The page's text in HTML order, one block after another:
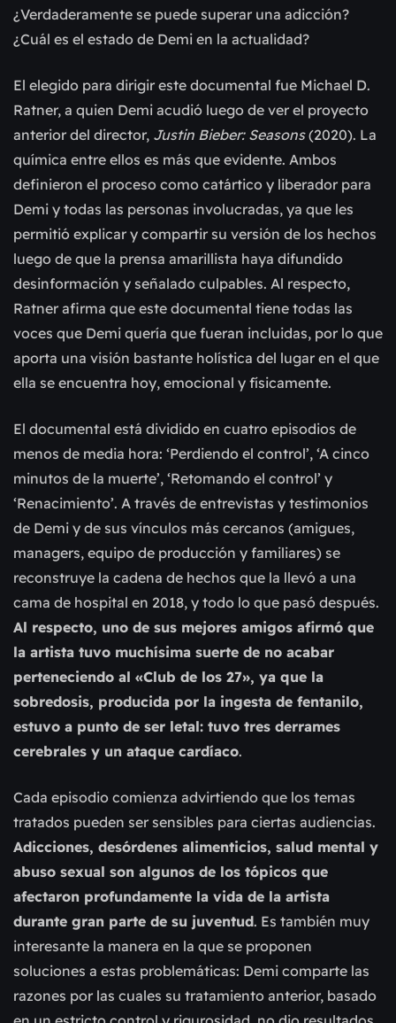
¿Verdaderamente se puede superar una adicción?
¿Cuál es el estado de Demi en la actualidad?
El elegido para dirigir este documental fue Michael D.
Ratner, a quien Demi acudió luego de ver el proyecto
anterior del director, Justin Bieber: Seasons(2020). La
química entre ellos es más que evidente. Ambos
definieron el proceso como catártico y liberador para
Demi y todas las personas involucradas, ya que les
permitió explicar y compartir su versión de los hechos
luego de que la prensa amarillista haya difundido
desinformación y señalado culpables. Al respecto,
Ratner afirma que este documental tiene todas las
voces que Demi quería que fueran incluidas, por lo que
aporta una visión bastante holística del lugar en el que
ella se encuentra hoy, emocional y físicamente.
El documental está dividido en cuatro episodios de
menos de media hora: ‘Perdiendo el control’, ‘A cinco
minutos de la muerte’, ‘Retomando el control’ y
‘Renacimiento’. A través de entrevistas y testimonios
de Demi y de sus vínculos más cercanos (amigues,
managers, equipo de producción y familiares) se
reconstruye la cadena de hechos que la llevó a una
cama de hospital en 2018, y todo lo que pasó después.
Al respecto, uno de sus mejores amigos afirmó que
la artista tuvo muchísima suerte de no acabar
perteneciendo al «Club de los 27», ya que la
sobredosis, producida por la ingesta de fentanilo,
estuvo a punto de ser letal: tuvo tres derrames
cerebrales y un ataque cardíaco.
Cada episodio comienza advirtiendo que los temas
tratados pueden ser sensibles para ciertas audiencias.
Adicciones, desórdenes alimenticios, salud mental y
abuso sexual son algunos de los tópicos que
afectaron profundamente la vida de la artista
durante gran parte de su juventud. Es también muy
interesante la manera en la que se proponen
soluciones a estas problemáticas: Demi comparte las
razones por las cuales su tratamiento anterior, basado